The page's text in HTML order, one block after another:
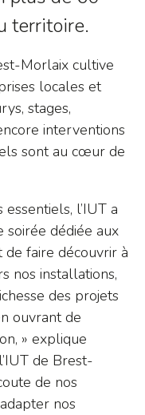
territoire.
Morlaix cultive
locales et
stages,
interventions
sont au cœur de
l’IUT a
soirée dédiée aux
faire découvrir à
nos installations,
des projets
ouvrant de
» explique
de Brest-
de nos
nos